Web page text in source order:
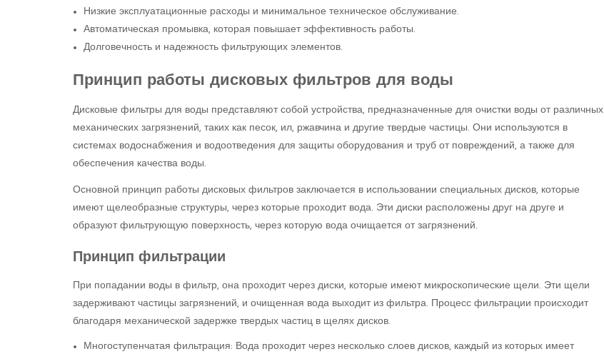
Низкие эксплуатационные расходы и минимальное техническое обслуживание.
Автоматическая промывка, которая повышает эффективность работы.
Долговечность и надежность фильтрующих элементов.
Принцип работы дисковых фильтров для воды
Дисковые фильтры для воды представляют собой устройства, предназначенные для очистки воды от различных
механических загрязнений, таких как песок, ил, ржавчина и другие твердые частицы. Они используются в
системах водоснабжения и водоотведения для защиты оборудования и труб от повреждений, а также для
обеспечения качества воды.
Основной принцип работы дисковых фильтров заключается в использовании специальных дисков, которые
имеют щелеобразные структуры, через которые проходит вода. Эти диски расположены друг на друге и
образуют фильтрующую поверхность, через которую вода очищается от загрязнений.
Принцип фильтрации
При попадании воды в фильтр, она проходит через диски, которые имеют микроскопические щели. Эти щели
задерживают частицы загрязнений, и очищенная вода выходит из фильтра. Процесс фильтрации происходит
благодаря механической задержке твердых частиц в щелях дисков.
Многоступенчатая фильтрация: Вода проходит через несколько слоев дисков, каждый из которых имеет